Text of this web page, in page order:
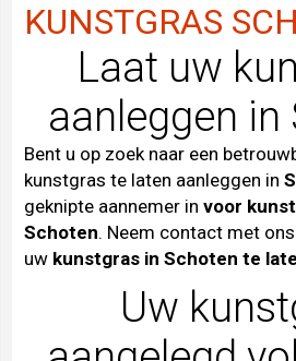
KUNSTGRAS
Laat uw
aanleggen in
Bent u op zoek naar een
kunstgras te laten aanleggen in
geknipte aannemer in voor
Schoten. Neem contact met
uw kunstgras in Schoten te
Uw